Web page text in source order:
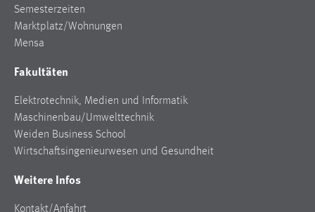
Semesterzeiten
Marktplatz/Wohnungen
Mensa
Fakultäten
Elektrotechnik, Medien und Informatik
Maschinenbau/Umwelttechnik
Weiden Business School
Wirtschaftsingenieurwesen und Gesundheit
Weitere Infos
Kontakt/Anfahrt